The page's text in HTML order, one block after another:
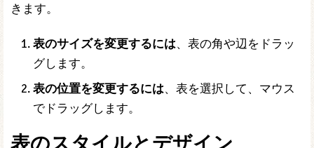
きます。
表のサイズを変更するには、表の角や辺をドラッ
グします。
表の位置を変更するには、表を選択して、マウス
でドラッグします。